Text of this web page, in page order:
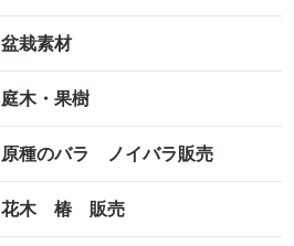
盆栽素材
庭木・果樹
原種のバラ ノイバラ販売
花木 椿 販売